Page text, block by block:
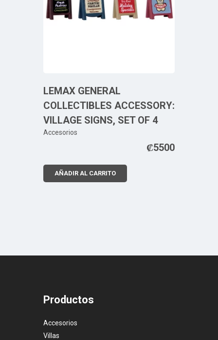
LEMAX GENERAL
COLLECTIBLES ACCESSORY:
VILLAGE SIGNS, SET OF 4
Accesorios
₡5500
AÑADIR AL CARRITO
Productos
Accesorios
Villas